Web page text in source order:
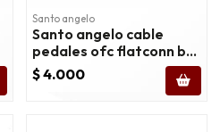
Santo angelo
Santo angelo cable
pedales ofc flatconn bk
25cm plug 2l
$ 4.000